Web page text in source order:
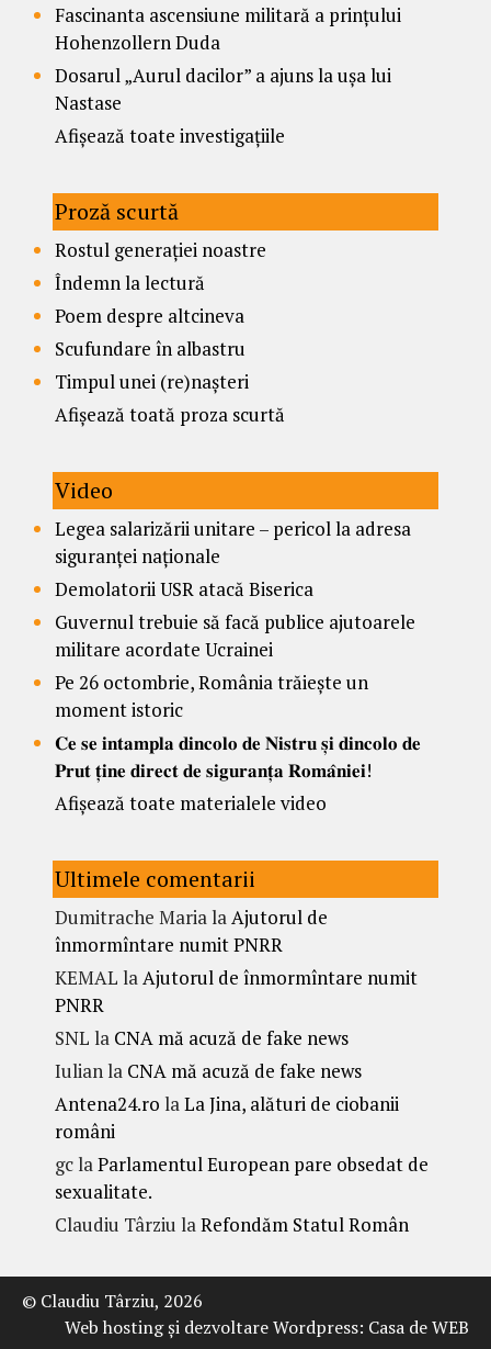
Fascinanta ascensiune militară a prințului
Hohenzollern Duda
Dosarul „Aurul dacilor” a ajuns la ușa lui
Nastase
Afișează toate investigațiile
Proză scurtă
Rostul generației noastre
Îndemn la lectură
Poem despre altcineva
Scufundare în albastru
Timpul unei (re)nașteri
Afișează toată proza scurtă
Video
Legea salarizării unitare – pericol la adresa
siguranței naționale
Demolatorii USR atacă Biserica
Guvernul trebuie să facă publice ajutoarele
militare acordate Ucrainei
Pe 26 octombrie, România trăiește un
moment istoric
𝐂𝐞 𝐬𝐞 𝐢𝐧𝐭𝐚𝐦𝐩𝐥𝐚 𝐝𝐢𝐧𝐜𝐨𝐥𝐨 𝐝𝐞 𝐍𝐢𝐬𝐭𝐫𝐮 𝐬̦𝐢 𝐝𝐢𝐧𝐜𝐨𝐥𝐨 𝐝𝐞
𝐏𝐫𝐮𝐭 𝐭̦𝐢𝐧𝐞 𝐝𝐢𝐫𝐞𝐜𝐭 𝐝𝐞 𝐬𝐢𝐠𝐮𝐫𝐚𝐧𝐭̦𝐚 𝐑𝐨𝐦𝐚̂𝐧𝐢𝐞𝐢!
Afișează toate materialele video
Ultimele comentarii
Dumitrache MarialaAjutorul de
înmormîntare numit PNRR
KEMAL laAjutorul de înmormîntare numit
PNRR
SNL la CNA mă acuză de fake news
Iulianla CNA mă acuză de fake news
Antena24.ro laLa Jina, alături de ciobanii
români
gclaParlamentul European pare obsedat de
sexualitate.
Claudiu Târziu laRefondăm Statul Român
© Claudiu Târziu, 2026
Web hosting şi dezvoltare Wordpress: Casa de WEB